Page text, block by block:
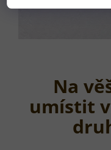
Na
umístit